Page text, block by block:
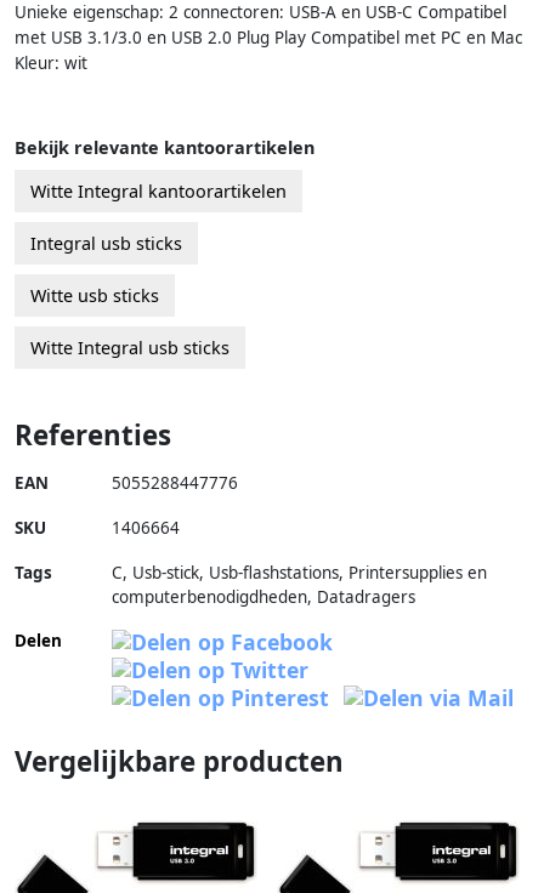
Unieke eigenschap: 2 connectoren: USB-A en USB-C Compatibel
met USB 3.1/3.0 en USB 2.0 Plug Play Compatibel met PC en Mac
Kleur: wit
Bekijk relevante kantoorartikelen
Witte Integral kantoorartikelen
Integral usb sticks
Witte usb sticks
Witte Integral usb sticks
Referenties
EAN 5055288447776
SKU 1406664
Tags
C, Usb-stick, Usb-flashstations, Printersupplies en
computerbenodigdheden, Datadragers
Delen
Vergelijkbare producten